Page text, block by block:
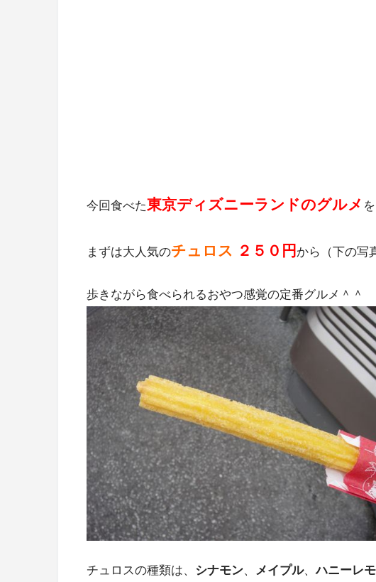
今回食べた東京ディズニーランドのグルメ
まずは大人気のチュロス ２５０円 から（下の写
歩きながら食べられるおやつ感覚の定番グルメ＾＾
チュロスの種類は、 シナモン、 メイプル、ハニーレ